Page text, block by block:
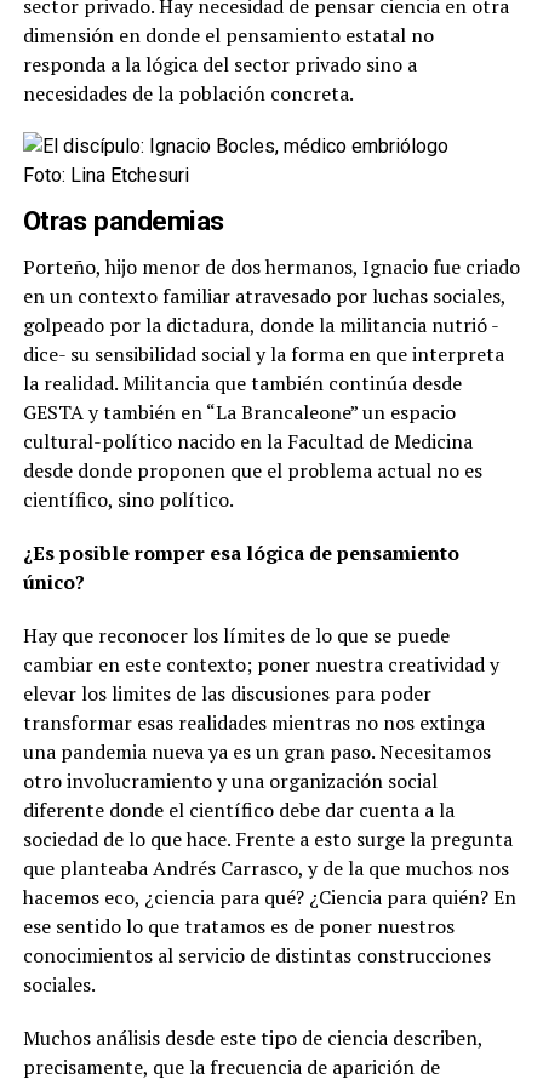
sector privado. Hay necesidad de pensar ciencia en otra
dimensión en donde el pensamiento estatal no
responda a la lógica del sector privado sino a
necesidades de la población concreta.
Foto: Lina Etchesuri
Otras pandemias
Porteño, hijo menor de dos hermanos, Ignacio fue criado
en un contexto familiar atravesado por luchas sociales,
golpeado por la dictadura, donde la militancia nutrió -
dice- su sensibilidad social y la forma en que interpreta
la realidad. Militancia que también continúa desde
GESTA y también en “La Brancaleone” un espacio
cultural-político nacido en la Facultad de Medicina
desde donde proponen que el problema actual no es
científico, sino político.
¿Es posible romper esa lógica de pensamiento
único?
Hay que reconocer los límites de lo que se puede
cambiar en este contexto; poner nuestra creatividad y
elevar los limites de las discusiones para poder
transformar esas realidades mientras no nos extinga
una pandemia nueva ya es un gran paso. Necesitamos
otro involucramiento y una organización social
diferente donde el científico debe dar cuenta a la
sociedad de lo que hace. Frente a esto surge la pregunta
que planteaba Andrés Carrasco, y de la que muchos nos
hacemos eco, ¿ciencia para qué? ¿Ciencia para quién? En
ese sentido lo que tratamos es de poner nuestros
conocimientos al servicio de distintas construcciones
sociales.
Muchos análisis desde este tipo de ciencia describen,
precisamente, que la frecuencia de aparición de